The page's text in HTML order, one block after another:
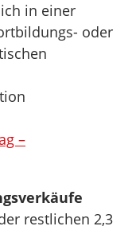
in einer
oder
–
restlichen 2,3